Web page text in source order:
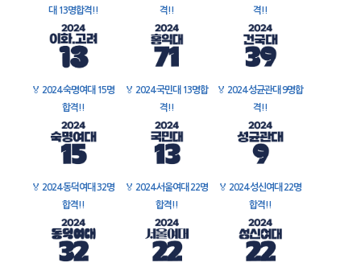
대 13명합격!!
격!!
격!!
🏅 2024 숙명여대 15명
합격!!
🏅 2024 국민대 13명합
격!!
🏅 2024 성균관대 9명합
격!!
🏅 2024 동덕여대 32명
합격!!
🏅 2024 서울여대 22명
합격!!
🏅 2024 성신여대 22명
합격!!